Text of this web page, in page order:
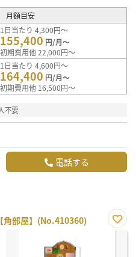
月額目安
1日当たり 4,300円～
155,400 円/月～
初期費用他 22,000円～
1日当たり 4,600円～
164,400 円/月～
初期費用他 16,500円～
不要
電話する
角部屋】(No.410360)
お気